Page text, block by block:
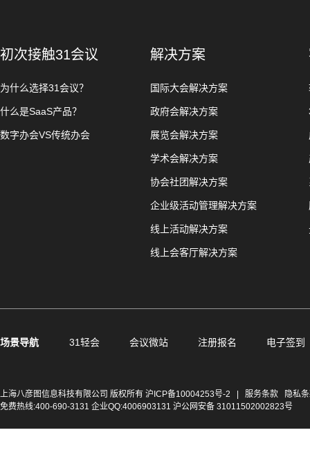
初次接触31会议
为什么选择31会议？
什么是SaaS产品？
数字办会VS传统办会
解决方案
国际大会解决方案
政府会解决方案
展览会解决方案
学术会解决方案
协会社团解决方案
企业级活动管理解决方案
线上活动解决方案
线上会客厅解决方案
场景导航 31轻会 会议微站 注册报名 电子签到
上海八彦图信息科技有限公司 版权所有 沪ICP备10004253号-2 服务条款
隐私
免费热线:400-690-3131 企业QQ:4006903131 沪公网安备 31011502002823号